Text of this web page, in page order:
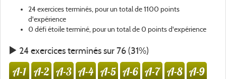
24 exercices terminés, pour un total de 1100 points
d'expérience
0 défi étoile terminé, pour un total de 0 points d'expérience
24 exercices terminés sur 76 (31%)
A-1 A-2 A-3 A-4 A-5 A-6 A-7 A-8 A-9